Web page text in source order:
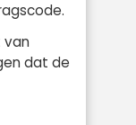
van
dat de